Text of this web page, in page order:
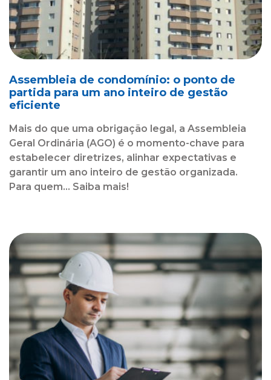
Assembleia de condomínio: o ponto de
partida para um ano inteiro de gestão
eficiente
Mais do que uma obrigação legal, a Assembleia
Geral Ordinária (AGO) é o momento-chave para
estabelecer diretrizes, alinhar expectativas e
garantir um ano inteiro de gestão organizada.
Para quem... Saiba mais!